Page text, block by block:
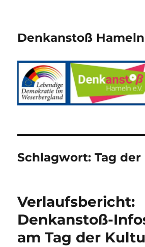
Denkanstoß Hameln
Schlagwort:Tag
Verlaufsbericht:
Denkanstoß-
am Tag der